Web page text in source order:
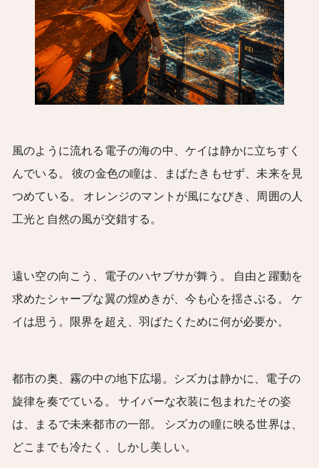
風のように流れる電子の海の中、ケイは静かに立ちすく
んでいる。 彼の金色の瞳は、まばたきもせず、未来を見
つめている。 オレンジのマントが風になびき、周囲の人
工光と自然の風が交錯する。
遠い空の向こう、電子のハヤブサが舞う。 自由と躍動を
求めたシャープな翼の煌めきが、今も心を揺さぶる。 ケ
イは思う。限界を超え、羽ばたくために何が必要か。
都市の奥、霧の中の地下広場。シズカは静かに、電子の
旋律を奏でている。 サイバーな衣装に包まれたその姿
は、まるで未来都市の一部。 シズカの瞳に映る世界は、
どこまでも冷たく、しかし美しい。